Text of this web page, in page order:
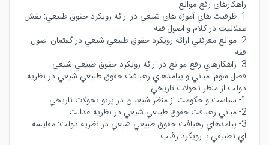
راهكارهاي رفع موانع
1- ظرفيت هاي آموزه هاي شيعي در ارائه رويكرد حقوق طبيعي: نقش
عقلانيت در كلام و اصول فقه
2- موانع معرفتي ارائه رويكرد حقوق طبيعي شيعي در گفتمان اصول
فقه
3- راهكارهاي رفع موانع در ارائه رويكرد حقوق طبيعي شيعي
فصل سوم: مباني و پيامدهاي رهيافت حقوق طبيعي شيعي در نظريه
دولت از منظر تحولات تاريخي
1- سياست و حكومت از منظر شيعيان در پرتو تحولات تاريخي
2- مباني رهيافت حقوق طبيعي شيعي در نظريه عدالت
3- پيامدهاي رهيافت حقوق طبيعي شيعي در نظريه دولت: مقايسه
اي تطبيقي با رويكرد رقيب